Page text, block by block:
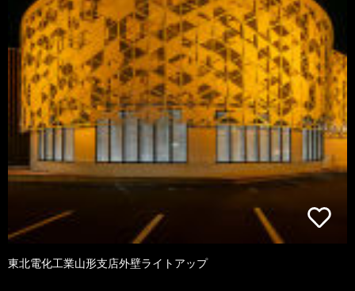
東北電化工業山形支店外壁ライトアップ